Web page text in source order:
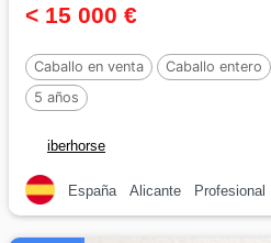
< 15 000 €
Caballo en venta Caballo entero
5 años
iberhorse
España Alicante Profesional